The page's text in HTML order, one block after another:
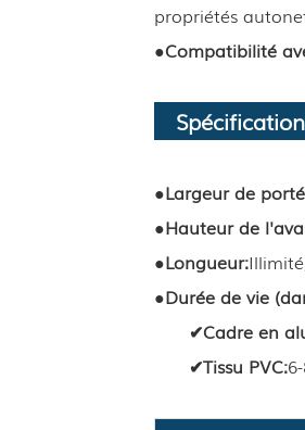
propriétés
●Compatibilité
●Largeur de
●Hauteur de
●Longueur:
●Durée de vie
✔Cadre en
✔Tissu PVC: